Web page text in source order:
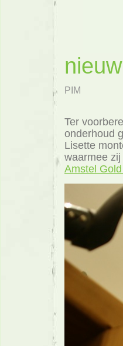
PIM
Ter
onderhoud
Lisette
waarmee
Amstel